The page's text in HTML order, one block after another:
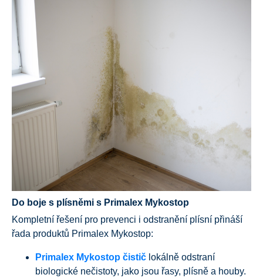
Do boje s plísněmi s Primalex Mykostop
Kompletní řešení pro prevenci i odstranění plísní přináší
řada produktů Primalex Mykostop:
Primalex Mykostop čistič lokálně odstraní
biologické nečistoty, jako jsou řasy, plísně a houby.